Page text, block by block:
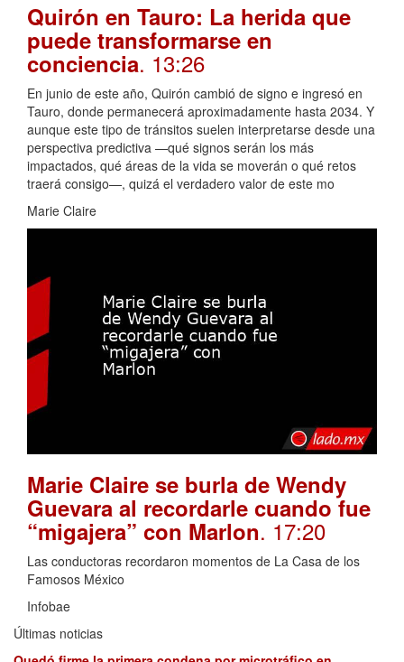
Quirón en Tauro: La herida que
puede transformarse en
conciencia. 13:26
En junio de este año, Quirón cambió de signo e ingresó en
Tauro, donde permanecerá aproximadamente hasta 2034. Y
aunque este tipo de tránsitos suelen interpretarse desde una
perspectiva predictiva —qué signos serán los más
impactados, qué áreas de la vida se moverán o qué retos
traerá consigo—, quizá el verdadero valor de este mo
Marie Claire
Marie Claire se burla de Wendy
Guevara al recordarle cuando fue
“migajera” con Marlon. 17:20
Las conductoras recordaron momentos de La Casa de los
Famosos México
Infobae
Últimas noticias